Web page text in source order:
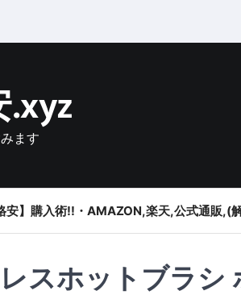
ます
安】購入術!!・AMAZON,楽天,公式通販,(
スホットブラシ